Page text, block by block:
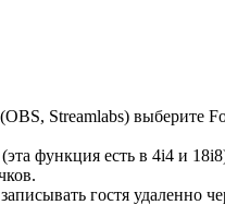
Streamlabs) выберите
функция есть в 4i4 и
гостя удаленно